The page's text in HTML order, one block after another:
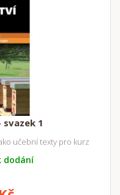
svazek 1
učební texty pro kurz
dodání